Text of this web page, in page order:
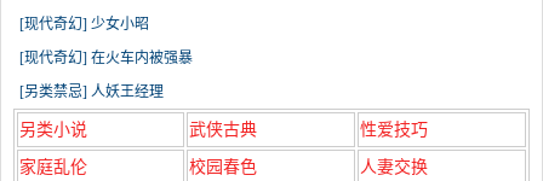
[现代奇幻] 少女小昭
[现代奇幻] 在火车内被强暴
[另类禁忌] 人妖王经理
另类小说 武侠古典 性爱技巧
家庭乱伦 校园春色 人妻交换